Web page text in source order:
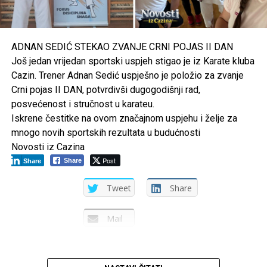
Share Post
Share
Tweet Share
Mail
ADNAN SEDIĆ STEKAO ZVANJE CRNI POJAS II DAN
Još jedan vrijedan sportski uspjeh stigao je iz Karate kluba
Cazin. Trener Adnan Sedić uspješno je položio za zvanje
Crni pojas II DAN, potvrdivši dugogodišnji rad,
posvećenost i stručnost u karateu.
Iskrene čestitke na ovom značajnom uspjehu i želje za
mnogo novih sportskih rezultata u budućnosti
Novosti iz Cazina
Share Post
Share
Tweet Share
Mail